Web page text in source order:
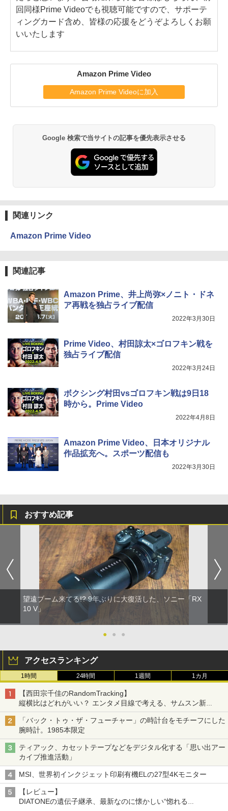
回同様Prime Videoでも視聴可能ですので、サポーテ
ィングカード含め、皆様の応援をどうぞよろしくお願
いいたします
Amazon Prime Video
Amazon Prime Videoに加入
Google 検索で当サイトの記事を優先表示させる
関連リンク
Amazon Prime Video
関連記事
Amazon Prime、井上尚弥×ノニト・ドネ
ア再戦を独占ライブ配信
2022年3月30日
Prime Video、村田諒太×ゴロフキン戦を
独占ライブ配信
2022年3月24日
ボクシング村田vsゴロフキン戦は9日18
時から。Prime Video
2022年4月8日
Amazon Prime Video、日本オリジナル
作品拡充へ。スポーツ配信も
2022年3月30日
おすすめ記事
望遠ブーム来てる!? 9年ぶりに大復活した、ソニー「RX
10 V」
● ● ●
アクセスランキング
1時間 24時間 1週間 1カ月
【西田宗千佳のRandomTracking】
縦横比はどれがいい？ エンタメ目線で考える、サムスン新
「Galaxy Z Fold」
「バック・トゥ・ザ・フューチャー」の時計台をモチーフにした
腕時計。1985本限定
ティアック、カセットテープなどをデジタル化する「思い出アー
カイブ推進活動」
MSI、世界初インクジェット印刷有機ELの27型4Kモニター
【レビュー】
DIATONEの遺伝子継承、最新なのに懐かしい“惚れる